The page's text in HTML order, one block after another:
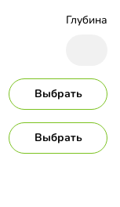
Глубина
Выбрать
Выбрать